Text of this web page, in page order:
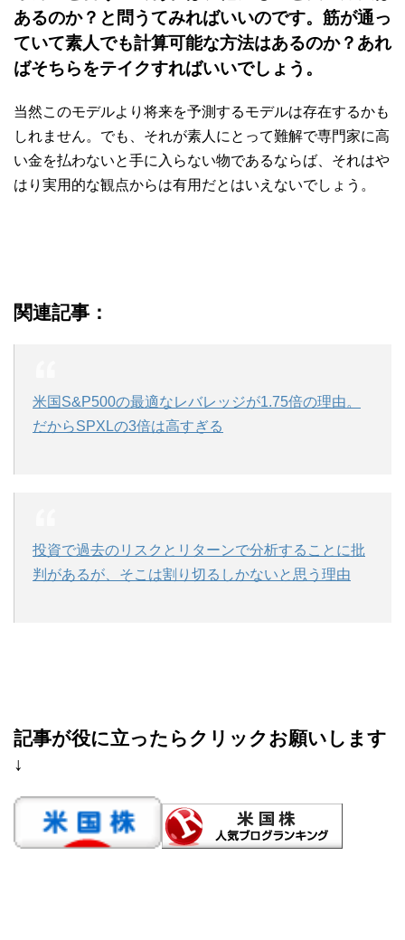
あるのか？と問うてみればいいのです。筋が通っ
ていて素人でも計算可能な方法はあるのか？あれ
ばそちらをテイクすればいいでしょう。
当然このモデルより将来を予測するモデルは存在するかも
しれません。でも、それが素人にとって難解で専門家に高
い金を払わないと手に入らない物であるならば、それはや
はり実用的な観点からは有用だとはいえないでしょう。
関連記事：
米国S&P500の最適なレバレッジが1.75倍の理由。
だからSPXLの3倍は高すぎる
投資で過去のリスクとリターンで分析することに批
判があるが、そこは割り切るしかないと思う理由
記事が役に立ったらクリックお願いします
↓